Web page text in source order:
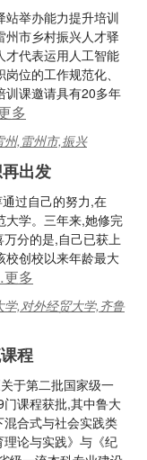
站举办能力提升培训
州市乡村振兴人才驿
才代表运用人工智能
位的工作规范化、
训课邀请具有20多年
多
州,雷州市,振兴
出发
过自己的努力,在
大学。三年来,她修完
分的是,自己已获上
创校以来年龄最大
多
,对外经贸大学,齐鲁
程
于第二批国家级一
课程获批,其中鲁大
合式与社会实践类
论与实践》与《纪